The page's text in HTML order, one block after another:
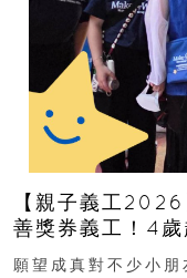
【親子義工
善獎券義工！4
新界
願望成真對不少小